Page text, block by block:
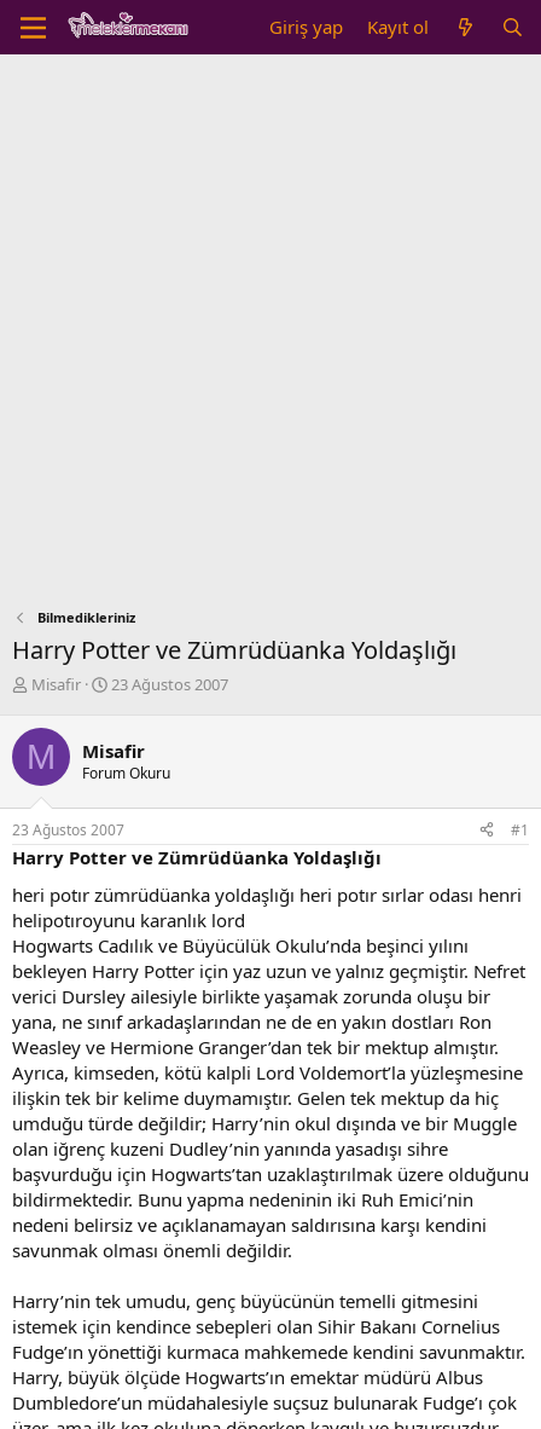
Giriş yap Kayıt ol
Bilmedikleriniz
Harry Potter ve Zümrüdüanka Yoldaşlığı
K
n
b
u
y
u
b
a
l
a
t
a
Misafir
B
l
a
g
ı
ç
a
r
i
h
23 Ağustos 2007
M Misafir
Forum Okuru
23 Ağustos 2007 #1
Harry Potter ve Zümrüdüanka Yoldaşlığı
heri potır zümrüdüanka yoldaşlığı heri potır sırlar odası henri
helipotıroyunu karanlık lord
Hogwarts Cadılık ve Büyücülük Okulu’nda beşinci yılını
bekleyen Harry Potter için yaz uzun ve yalnız geçmiştir. Nefret
verici Dursley ailesiyle birlikte yaşamak zorunda oluşu bir
yana, ne sınıf arkadaşlarından ne de en yakın dostları Ron
Weasley ve Hermione Granger’dan tek bir mektup almıştır.
Ayrıca, kimseden, kötü kalpli Lord Voldemort’la yüzleşmesine
ilişkin tek bir kelime duymamıştır. Gelen tek mektup da hiç
umduğu türde değildir; Harry’nin okul dışında ve bir Muggle
olan iğrenç kuzeni Dudley’nin yanında yasadışı sihre
başvurduğu için Hogwarts’tan uzaklaştırılmak üzere olduğunu
bildirmektedir. Bunu yapma nedeninin iki Ruh Emici’nin
nedeni belirsiz ve açıklanamayan saldırısına karşı kendini
savunmak olması önemli değildir.
Harry’nin tek umudu, genç büyücünün temelli gitmesini
istemek için kendince sebepleri olan Sihir Bakanı Cornelius
Fudge’ın yönettiği kurmaca mahkemede kendini savunmaktır.
Harry, büyük ölçüde Hogwarts’ın emektar müdürü Albus
Dumbledore’un müdahalesiyle suçsuz bulunarak Fudge’ı çok